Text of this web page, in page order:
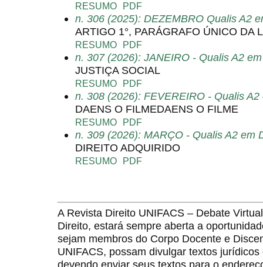
RESUMO PDF
n. 306 (2025): DEZEMBRO Qualis A2
ARTIGO 1°, PARÁGRAFO ÚNICO DA
RESUMO PDF
n. 307 (2026): JANEIRO - Qualis A2
JUSTIÇA SOCIAL
RESUMO PDF
n. 308 (2026): FEVEREIRO - Qualis A2
DAENS O FILMEDAENS O FILME
RESUMO PDF
n. 309 (2026): MARÇO - Qualis A2 em
DIREITO ADQUIRIDO
RESUMO PDF
A Revista Direito UNIFACS – Debate
Direito, estará sempre aberta a
sejam membros do Corpo Docente e
UNIFACS, possam divulgar textos
devendo enviar seus textos para o